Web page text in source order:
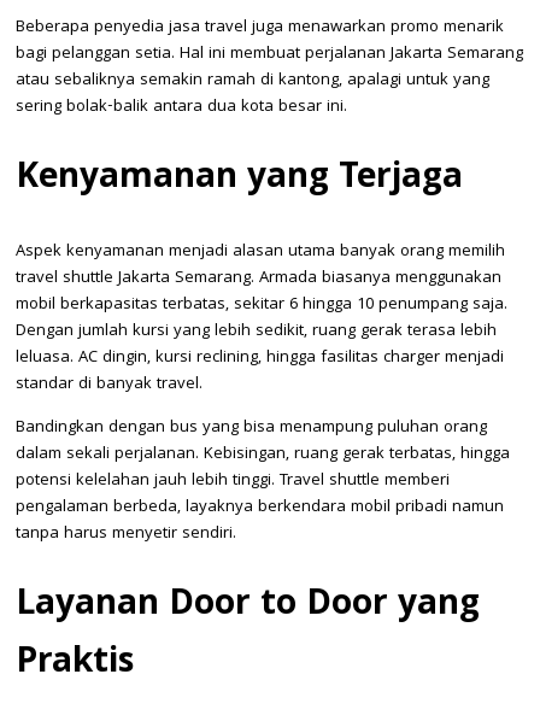
Beberapa penyedia jasa travel juga menawarkan promo menarik
bagi pelanggan setia. Hal ini membuat perjalanan Jakarta Semarang
atau sebaliknya semakin ramah di kantong, apalagi untuk yang
sering bolak-balik antara dua kota besar ini.
Kenyamanan yang Terjaga
Aspek kenyamanan menjadi alasan utama banyak orang memilih
travel shuttle Jakarta Semarang. Armada biasanya menggunakan
mobil berkapasitas terbatas, sekitar 6 hingga 10 penumpang saja.
Dengan jumlah kursi yang lebih sedikit, ruang gerak terasa lebih
leluasa. AC dingin, kursi reclining, hingga fasilitas charger menjadi
standar di banyak travel.
Bandingkan dengan bus yang bisa menampung puluhan orang
dalam sekali perjalanan. Kebisingan, ruang gerak terbatas, hingga
potensi kelelahan jauh lebih tinggi. Travel shuttle memberi
pengalaman berbeda, layaknya berkendara mobil pribadi namun
tanpa harus menyetir sendiri.
Layanan Door to Door yang
Praktis